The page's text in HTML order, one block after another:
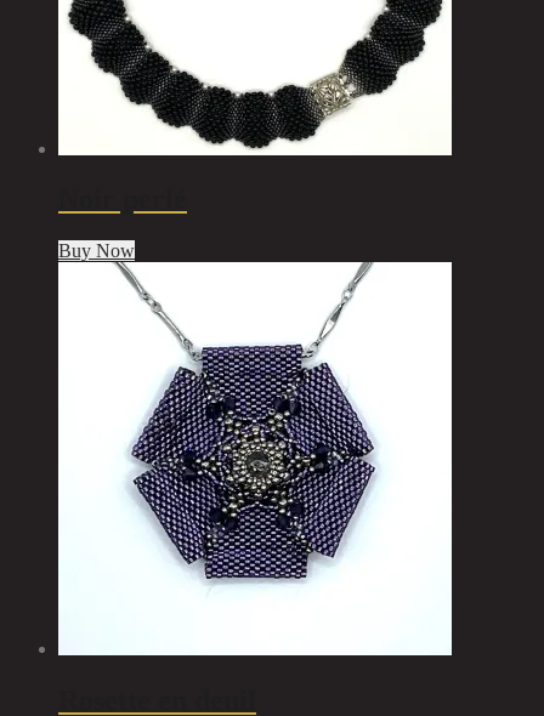
Buy Now